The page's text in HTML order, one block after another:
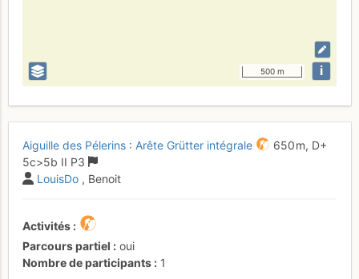
500 m i
Aiguille des Pélerins : Arête Grütter intégrale 650 m, D+
5c>5b II P3
LouisDo , Benoit
Activités
Parcours partiel
oui
Nombre de participants
1